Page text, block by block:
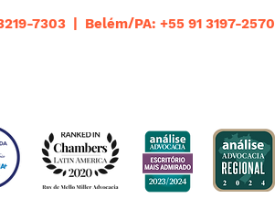
7303 | Belém/PA: +55 91 3197-2570